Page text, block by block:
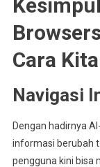
Cara
Navigasi
Dengan hadirnya
informasi berubah
pengguna kini bisa